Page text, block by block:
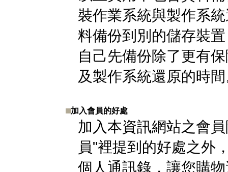
裝作業系統與製作系
料備份到別的儲存裝
自己先備份除了更有
及製作系統還原的時
加入會員的好處
加入本資訊網站之會
員"裡提到的好處之外
個人通訊錄，讓您購